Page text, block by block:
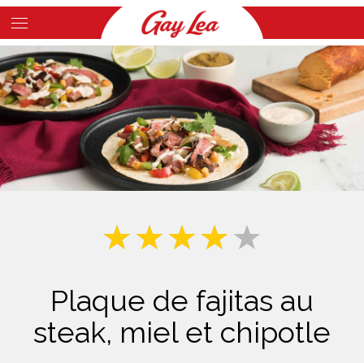
Skip
to
main
content
Main
Content
Plaque de fajitas au
steak, miel et chipotle